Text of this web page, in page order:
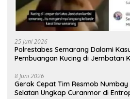
25 Juni 2026
Polrestabes Semarang Dalami
Pembuangan Kucing di Jembatan
8 Juni 2026
Gerak Cepat Tim Resmob
Selatan Ungkap Curanmor di